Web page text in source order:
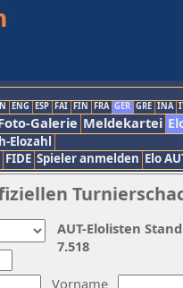
ENG ESP FAI FIN FRA GER GRE INA
Galerie Meldekartei
Elozahl
FIDE Spieler anmelden Elo
Vorname
AUT-Elolisten
7.518